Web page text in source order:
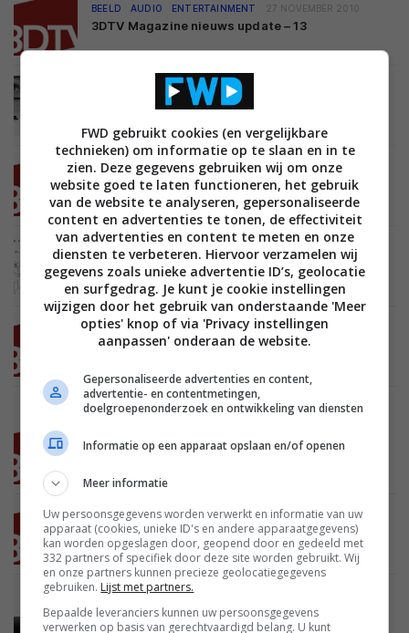
BEELD AUDIO ENTERTAINMENT 27 NOVEMBER 2010
3DTV Magazine nieuws update – 13
ENTERTAINMENT
Mvix HDHome komt met alles-in-een home
BEELD AUDIO ENTERTAINMENT 27 SEPTEMBER 2010
3DTV Magazine nieuws update – 12
BEELD ENTERTAINMENT 09 AUGUSTUS 2010
3 beelden tegelijkertijd op een 3D TV
BEELD AUDIO ENTERTAINMENT 08 AUGUSTUS 2010
3DTV Magazine nieuws update – 11
3DTV Magazine nieuws update – 10
BEELD AUDIO ENTERTAINMENT 27 JUNI 2010
3DTV Magazine nieuws update – 9
AUDIO ENTERTAINMENT
Sony lanceert soundbar voor de PS3
FWD gebruikt cookies (en vergelijkbare
technieken) om informatie op te slaan en in te
zien. Deze gegevens gebruiken wij om onze
website goed te laten functioneren, het gebruik
van de website te analyseren, gepersonaliseerde
content en advertenties te tonen, de effectiviteit
van advertenties en content te meten en onze
diensten te verbeteren. Hiervoor verzamelen wij
gegevens zoals unieke advertentie ID’s, geolocatie
en surfgedrag. Je kunt je cookie instellingen
wijzigen door het gebruik van onderstaande 'Meer
opties' knop of via 'Privacy instellingen
aanpassen' onderaan de website.
Gepersonaliseerde advertenties en content,
advertentie- en contentmetingen,
doelgroepenonderzoek en ontwikkeling van diensten
Informatie op een apparaat opslaan en/of openen
Meer informatie
Uw persoonsgegevens worden verwerkt en informatie van uw
apparaat (cookies, unieke ID's en andere apparaatgegevens)
kan worden opgeslagen door, geopend door en gedeeld met
332 partners of specifiek door deze site worden gebruikt. Wij
en onze partners kunnen precieze geolocatiegegevens
gebruiken. Lijst met partners.
Bepaalde leveranciers kunnen uw persoonsgegevens
verwerken op basis van gerechtvaardigd belang. U kunt